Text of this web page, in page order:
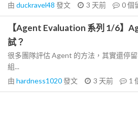
由 duckravel48 發文 3 天前 0個
【Agent Evaluation 系列 1/6】
試？
很多團隊評估 Agent 的方法，其實還停
組...
由 hardness1020發文 3 天前 1